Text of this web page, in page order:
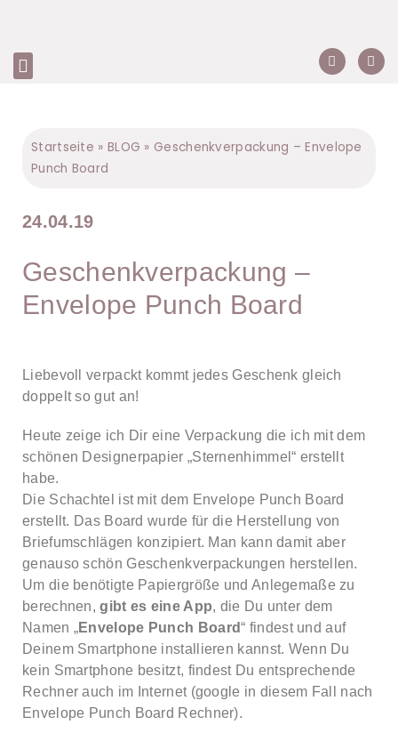
Startseite » BLOG » Geschenkverpackung – Envelope
Punch Board
24.04.19
Geschenkverpackung –
Envelope Punch Board
Liebevoll verpackt kommt jedes Geschenk gleich
doppelt so gut an!
Heute zeige ich Dir eine Verpackung die ich mit dem
schönen Designerpapier „Sternenhimmel“ erstellt
habe.
Die Schachtel ist mit dem Envelope Punch Board
erstellt. Das Board wurde für die Herstellung von
Briefumschlägen konzipiert. Man kann damit aber
genauso schön Geschenkverpackungen herstellen.
Um die benötigte Papiergröße und Anlegemaße zu
berechnen,gibt es eine App, die Du unter dem
Namen „Envelope Punch Board“ findest und auf
Deinem Smartphone installieren kannst. Wenn Du
kein Smartphone besitzt, findest Du entsprechende
Rechner auch im Internet (google in diesem Fall nach
Envelope Punch Board Rechner).